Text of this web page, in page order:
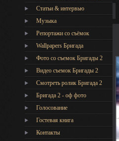
Статьи & интервью
Музыка
Репортажи со съёмок
Wallpapers Бригада
Фото со съемок Бригады 2
Видео съемок Бригады 2
Cмотреть ролик Бригада 2
Бригада 2 - оф фото
Голосование
Гостевая книга
Контакты